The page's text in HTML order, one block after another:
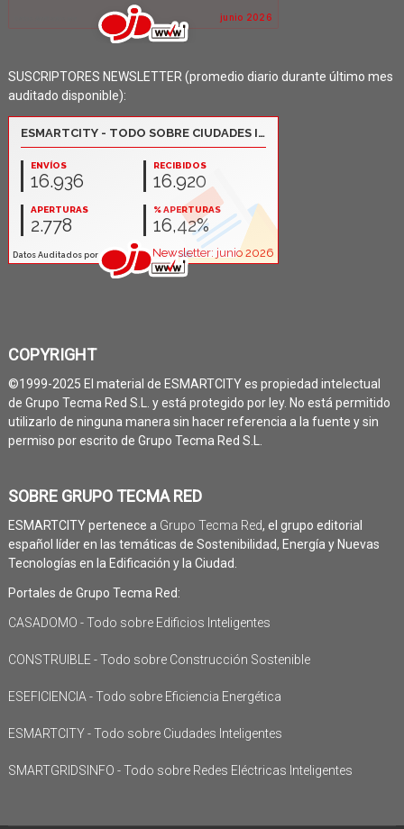
SUSCRIPTORES NEWSLETTER (promedio diario durante último mes
auditado disponible):
COPYRIGHT
©1999-2025 El material de ESMARTCITY es propiedad intelectual
de Grupo Tecma Red S.L. y está protegido por ley. No está permitido
utilizarlo de ninguna manera sin hacer referencia a la fuente y sin
permiso por escrito de Grupo Tecma Red S.L.
SOBRE GRUPO TECMA RED
ESMARTCITY pertenece a Grupo Tecma Red, el grupo editorial
español líder en las temáticas de Sostenibilidad, Energía y Nuevas
Tecnologías en la Edificación y la Ciudad.
Portales de Grupo Tecma Red:
CASADOMO - Todo sobre Edificios Inteligentes
CONSTRUIBLE - Todo sobre Construcción Sostenible
ESEFICIENCIA - Todo sobre Eficiencia Energética
ESMARTCITY - Todo sobre Ciudades Inteligentes
SMARTGRIDSINFO - Todo sobre Redes Eléctricas Inteligentes